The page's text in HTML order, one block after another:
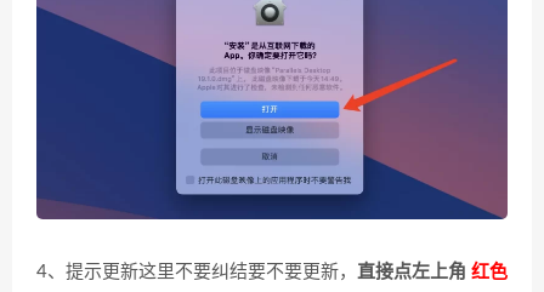
4、提示更新这里不要纠结要不要更新， 直接点左上角 红色